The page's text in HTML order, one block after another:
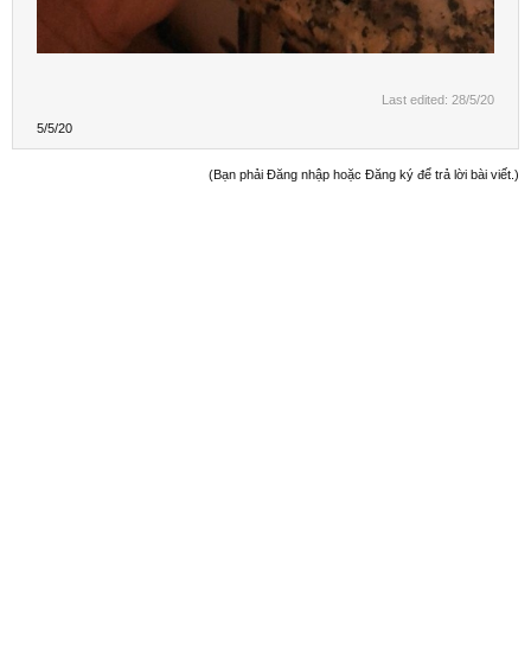
Last edited: 28/5/20
5/5/20
(Bạn phải Đăng nhập hoặc Đăng ký để trả lời bài viết.)